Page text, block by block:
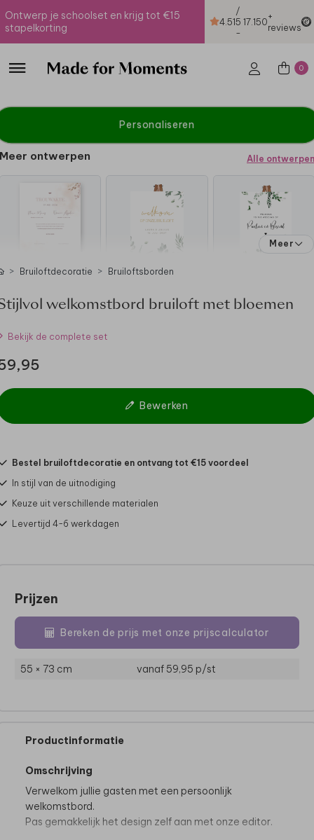
Ontwerp je schoolset en krijg tot €15
stapelkorting
4.51
/
5
-
17.150+
reviews
0
Personaliseren
Meer ontwerpen Alle ontwerpen
Meer
Bruiloftdecoratie Bruiloftsborden
welkomstbord bruiloft met bloemen
Bekijk de complete set
Bewerken
Bestel bruiloftdecoratie en ontvang tot €15 voordeel
In stijl van de uitnodiging
Keuze uit verschillende materialen
Levertijd 4-6 werkdagen
Prijzen
Bereken de prijs met onze prijscalculator
55 × 73 cm vanaf 59,95 p/st
Productinformatie
Omschrijving
Verwelkom jullie gasten met een persoonlijk
welkomstbord.
Pas gemakkelijk het design zelf aan met onze editor.